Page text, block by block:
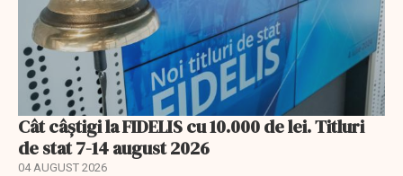
Cât câștigi la FIDELIS cu 10.000 de lei. Titluri
de stat 7-14 august 2026
04 AUGUST 2026